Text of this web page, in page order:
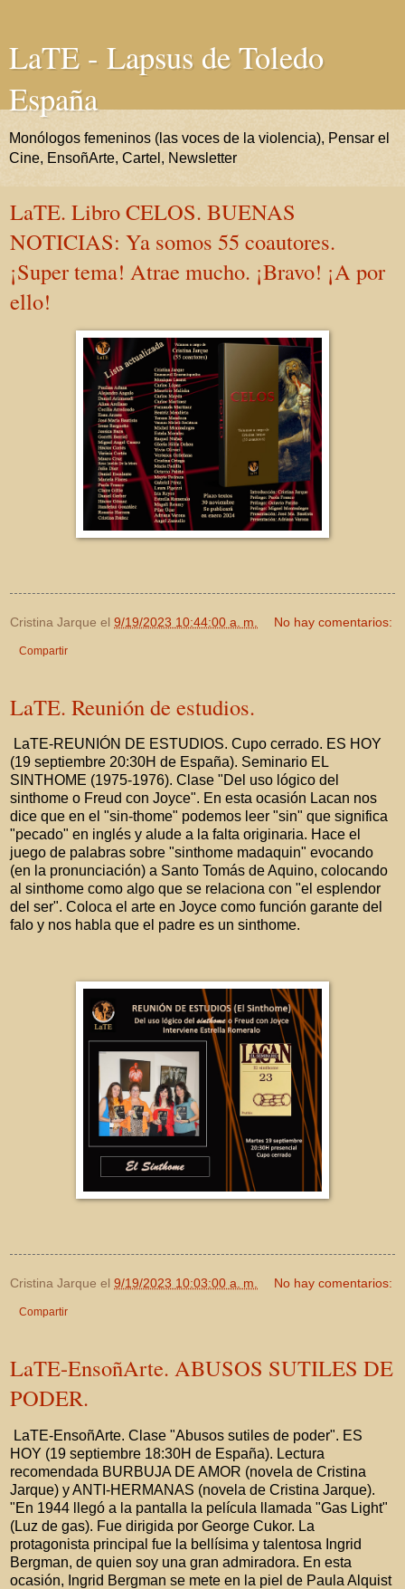
LaTE - Lapsus de Toledo
España
Monólogos femeninos (las voces de la violencia), Pensar el
Cine, EnsoñArte, Cartel, Newsletter
LaTE. Libro CELOS. BUENAS
NOTICIAS: Ya somos 55 coautores.
¡Super tema! Atrae mucho. ¡Bravo! ¡A por
ello!
Cristina Jarque el 9/19/2023 10:44:00 a. m. No hay comentarios:
Compartir
LaTE. Reunión de estudios.
LaTE-REUNIÓN DE ESTUDIOS. Cupo cerrado. ES HOY
(19 septiembre 20:30H de España). Seminario EL
SINTHOME (1975-1976). Clase "Del uso lógico del
sinthome o Freud con Joyce". En esta ocasión Lacan nos
dice que en el "sin-thome" podemos leer "sin" que significa
"pecado" en inglés y alude a la falta originaria. Hace el
juego de palabras sobre "sinthome madaquin" evocando
(en la pronunciación) a Santo Tomás de Aquino, colocando
al sinthome como algo que se relaciona con "el esplendor
del ser". Coloca el arte en Joyce como función garante del
falo y nos habla que el padre es un sinthome.
Cristina Jarque el 9/19/2023 10:03:00 a. m. No hay comentarios:
Compartir
LaTE-EnsoñArte. ABUSOS SUTILES DE
PODER.
LaTE-EnsoñArte. Clase "Abusos sutiles de poder". ES
HOY (19 septiembre 18:30H de España). Lectura
recomendada BURBUJA DE AMOR (novela de Cristina
Jarque) y ANTI-HERMANAS (novela de Cristina Jarque).
"En 1944 llegó a la pantalla la película llamada "Gas Light"
(Luz de gas). Fue dirigida por George Cukor. La
protagonista principal fue la bellísima y talentosa Ingrid
Bergman, de quien soy una gran admiradora. En esta
ocasión, Ingrid Bergman se mete en la piel de Paula Alquist